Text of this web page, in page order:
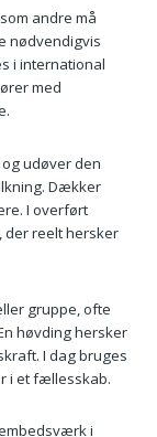
andre må
nødvendigvis
i international
med
udøver den
Dækker
I overført
reelt hersker
gruppe, ofte
høvding hersker
I dag bruges
i et fællesskab.
i